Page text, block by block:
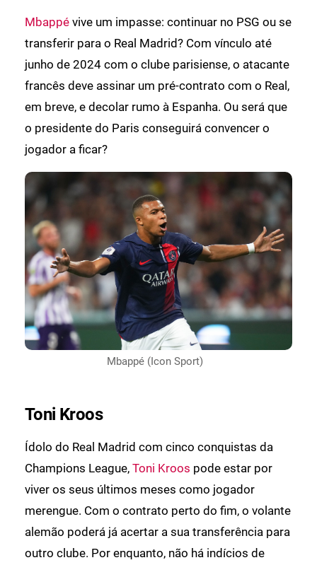
Mbappé vive um impasse: continuar no PSG ou se
transferir para o Real Madrid? Com vínculo até
junho de 2024 com o clube parisiense, o atacante
francês deve assinar um pré-contrato com o Real,
em breve, e decolar rumo à Espanha. Ou será que
o presidente do Paris conseguirá convencer o
jogador a ficar?
Mbappé (Icon Sport)
Toni Kroos
Ídolo do Real Madrid com cinco conquistas da
Champions League, Toni Kroos pode estar por
viver os seus últimos meses como jogador
merengue. Com o contrato perto do fim, o volante
alemão poderá já acertar a sua transferência para
outro clube. Por enquanto, não há indícios de